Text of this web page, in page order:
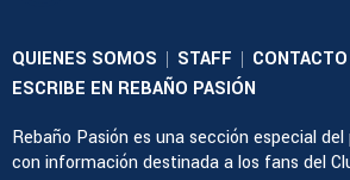
QUIENES SOMOS | STAFF | CONTACTO
ESCRIBE EN REBAÑO PASIÓN
Rebaño Pasión es una sección especial
con información destinada a los fans del